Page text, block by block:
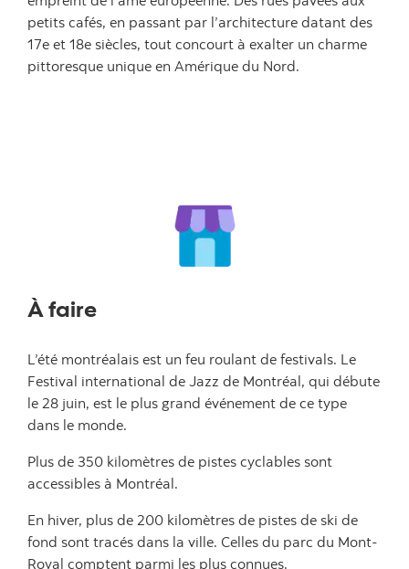
petits cafés, en passant par l’architecture datant des
17e et 18e siècles, tout concourt à exalter un charme
pittoresque unique en Amérique du Nord.
À faire
L’été montréalais est un feu roulant de festivals. Le
Festival international de Jazz de Montréal, qui débute
le 28 juin, est le plus grand événement de ce type
dans le monde.
Plus de 350 kilomètres de pistes cyclables sont
accessibles à Montréal.
En hiver, plus de 200 kilomètres de pistes de ski de
fond sont tracés dans la ville. Celles du parc du Mont-
Royal comptent parmi les plus connues.